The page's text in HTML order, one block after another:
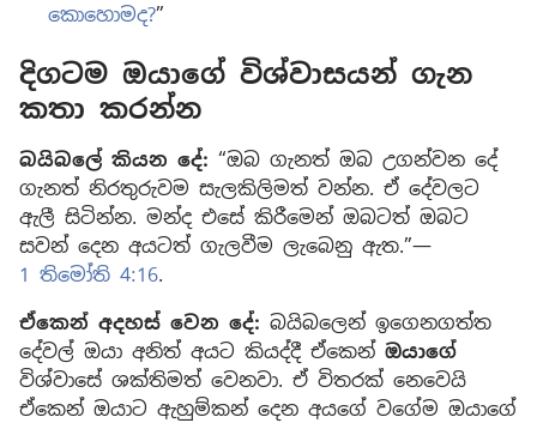
කොහොමද?”
දිගටම ඔයාගේ විශ්වාසයන් ගැන
කතා කරන්න
බයිබලේ කියන දේ: “ඔබ ගැනත් ඔබ උගන්වන දේ
ගැනත් නිරතුරුවම සැලකිලිමත් වන්න. ඒ දේවලට
ඇලී සිටින්න. මන්ද එසේ කිරීමෙන් ඔබටත් ඔබට
සවන් දෙන අයටත් ගැලවීම ලැබෙනු ඇත.”—
1 තිමෝති 4:16.
ඒකෙන් අදහස් වෙන දේ: බයිබලෙන් ඉගෙනගත්ත
දේවල් ඔයා අනිත් අයට කියද්දී ඒකෙන් ඔයාගේ
විශ්වාසේ ශක්තිමත් වෙනවා. ඒ විතරක් නෙවෙයි
ඒකෙන් ඔයාට ඇහුම්කන් දෙන අයගේ වගේම ඔයාගේ